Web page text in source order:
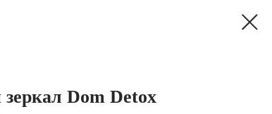
Dom Detox